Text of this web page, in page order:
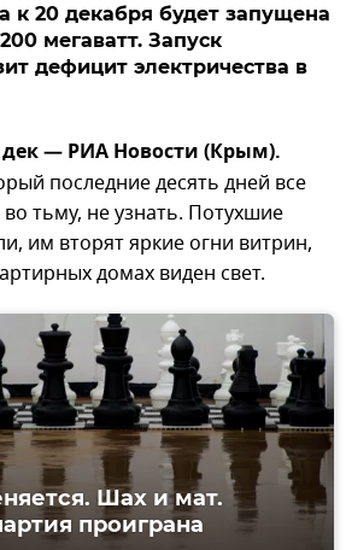
к 20 декабря будет запущена
мегаватт. Запуск
дефицит электричества в
— РИА Новости (Крым).
последние десять дней все
тьму, не узнать. Потухшие
им вторят яркие огни витрин,
домах виден свет.
Шах и мат.
проиграна